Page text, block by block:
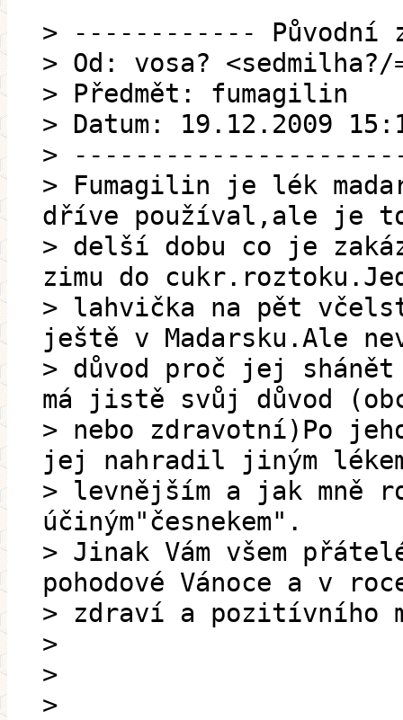
> ------------ Původní
> Od: vosa? <sedmilha?/
> Předmět: fumagilin
> Datum: 19.12.2009
>
> Fumagilin je lék
dříve používal,ale je
> delší dobu co je
zimu do
> lahvička na pět
ještě v Madarsku.Ale
> důvod proč jej shánět
má jistě svůj důvod
> nebo zdravotní)Po
jej nahradil jiným
> levnějším a jak mně
účiným"česnekem".
> Jinak Vám všem
pohodové Vánoce a v
> zdraví a pozitívního
>
>
>